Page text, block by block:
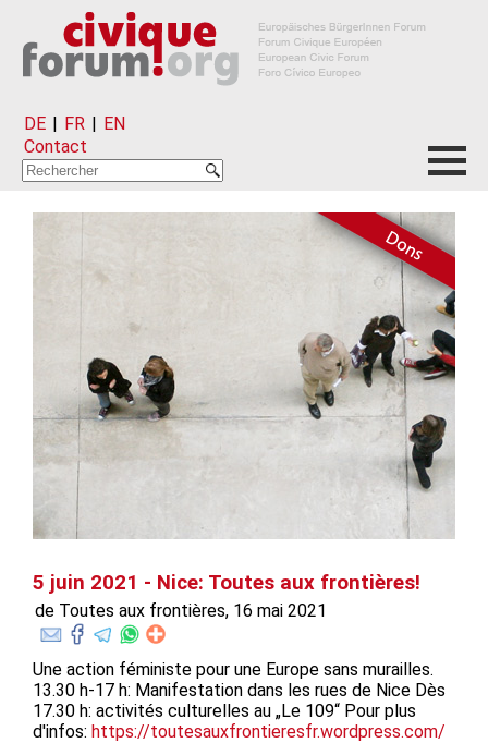
DE | FR | EN
Contact
5 juin 2021 - Nice: Toutes aux frontières!
de Toutes aux frontières, 16 mai 2021
Une action féministe pour une Europe sans murailles.
13.30 h-17 h: Manifestation dans les rues de Nice Dès
17.30 h: activités culturelles au „Le 109“ Pour plus
d'infos: https://toutesauxfrontieresfr.wordpress.com/